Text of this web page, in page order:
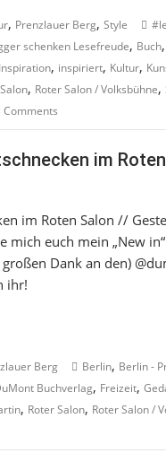
, Prenzlauer Berg, Style
schenken Lesefreude, Buch,
Inspiration, inspiriert, Kultur,
, Roter Salon / Volksbühne,
Comments
im
im Roten Salon //
euch mein „New
Dank an den)
ihr!
Berg Berlin, Berlin -
Buchverlag, Freizeit,
, Roter Salon, Roter Salon /